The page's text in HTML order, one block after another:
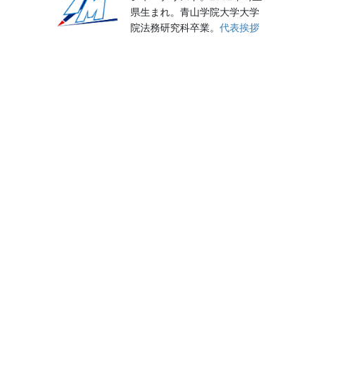
県生まれ。青山学院大学大学
院法務研究科卒業。代表挨拶